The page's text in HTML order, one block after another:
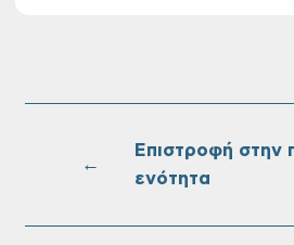
Επαναλειτουργία του
Ονουφρίου
Πίνακες Κατάταξης
←
Επιστροφή στην
ενότητα